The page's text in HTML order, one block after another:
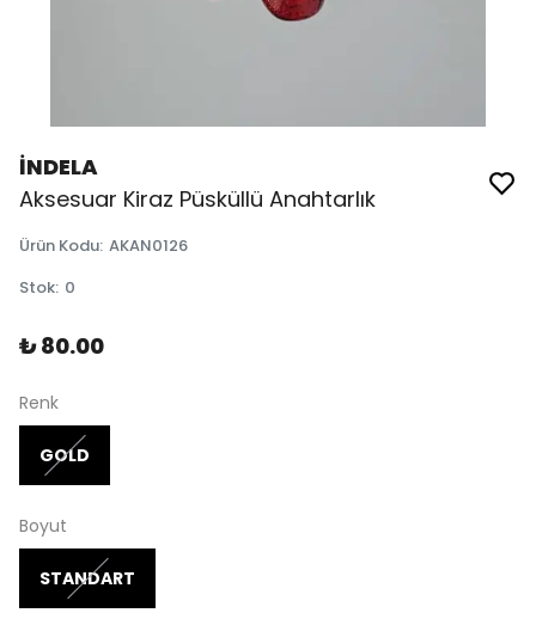
İNDELA
Aksesuar Kiraz Püsküllü Anahtarlık
Ürün Kodu: AKAN0126
Stok: 0
₺ 80.00
Renk
GOLD
Boyut
STANDART